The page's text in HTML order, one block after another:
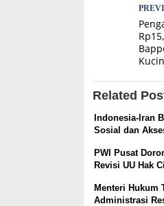
Related
Indonesia-Iran
Sosial dan
PWI Pusat
Revisi UU Hak
Menteri Hukum
Administrasi